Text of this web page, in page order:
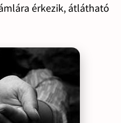
érkezik, átlátható